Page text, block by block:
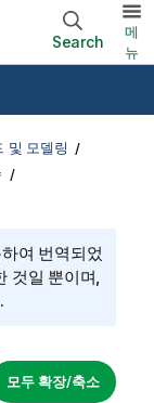
Search
메
뉴
및 모델링
여 번역되었
것일 뿐이며,
모두 확장/축소